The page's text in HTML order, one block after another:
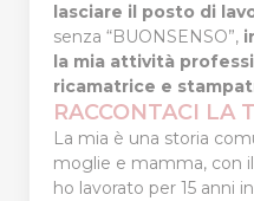
lasciare il posto di
senza “BUONSENSO”,
la mia attività
ricamatrice e
RACCONTACI LA
La mia è una storia
moglie e mamma, con
ho lavorato per 15 anni